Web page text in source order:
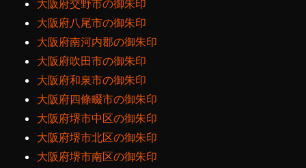
大阪府交野市の御朱印
大阪府八尾市の御朱印
大阪府南河内郡の御朱印
大阪府吹田市の御朱印
大阪府和泉市の御朱印
大阪府四條畷市の御朱印
大阪府堺市中区の御朱印
大阪府堺市北区の御朱印
大阪府堺市南区の御朱印